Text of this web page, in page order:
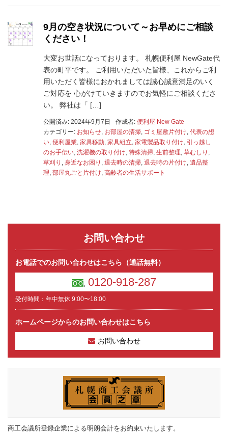
9月の空き状況について～お早めにご相談
ください！
大変お世話になっております。 札幌便利屋 NewGate代
表の町平です。 ご利用いただいた皆様、これからご利
用いただく皆様におかれましては誠心誠意満足のいく
ご対応を 心がけていきますのでお気軽にご相談くださ
い。 弊社は「 […]
公開済み: 2024年9月7日 作成者: 便利屋 New Gate
カテゴリー: お知らせ, お部屋の清掃, ゴミ屋敷片付け, 代表の想
い, 便利屋業, 家具移動, 家具組立, 家電製品取り付け, 引っ越し
のお手伝い, 洗濯機の取り付け, 特殊清掃, 生前整理, 草むしり ,
草刈り , 身近なお困り , 退去時の清掃, 退去時の片付け, 遺品整
理, 部屋丸ごと片付け, 高齢者の生活サポート
お問い合わせ
お電話でのお問い合わせはこちら（通話無料）
0120-918-287
受付時間：年中無休 9:00〜18:00
ホームページからのお問い合わせはこちら
お問い合わせ
商工会議所登録企業による明朗会計をお約束いたします。